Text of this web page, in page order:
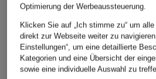
Optimierung der Werbeaussteuerung.
Klicken Sie auf „Ich stimme zu“ um
direkt zur Webseite weiter zu
Einstellungen“, um eine detaillierte
Kategorien und eine Übersicht der
sowie eine individuelle Auswahl zu